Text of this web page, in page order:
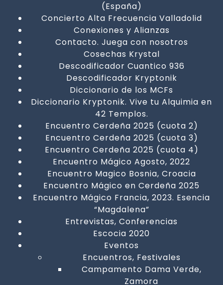
(España)
Concierto Alta Frecuencia Valladolid
Conexiones y Alianzas
Contacto. Juega con nosotros
Cosechas Krystal
Descodificador Cuantico 936
Descodificador Kryptonik
Diccionario de los MCFs
Diccionario Kryptonik. Vive tu Alquimia en
42 Templos.
Encuentro Cerdeña 2025 (cuota 2)
Encuentro Cerdeña 2025 (cuota 3)
Encuentro Cerdeña 2025 (cuota 4)
Encuentro Mágico Agosto, 2022
Encuentro Magico Bosnia, Croacia
Encuentro Mágico en Cerdeña 2025
Encuentro Mágico Francia, 2023. Esencia
“Magdalena”
Entrevistas, Conferencias
Escocia 2020
Eventos
Encuentros, Festivales
Campamento Dama Verde,
Zamora